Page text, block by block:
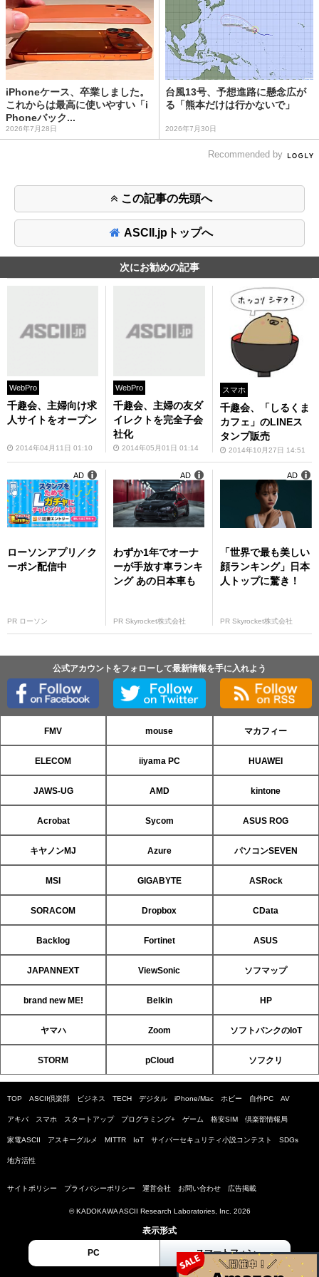
iPhoneケース、卒業しました。
これからは最高に使いやすい「i
Phoneバック...
2026年7月28日
台風13号、予想進路に懸念広が
る「熊本だけは行かないで」
2026年7月30日
Recommended by
この記事の先頭へ
ASCII.jpトップへ
次にお勧めの記事
WebPro
千趣会、主婦向け求
人サイトをオープン
2014年04月11日 01:10
WebPro
千趣会、主婦の友ダ
イレクトを完全子会
社化
2014年05月01日 01:14
スマホ
千趣会、「しるくま
カフェ」のLINEス
タンプ販売
2014年10月27日 14:51
ローソンアプリ／ク
ーポン配信中
PR ローソン
AD
わずか1年でオーナ
ーが手放す車ランキ
ング あの日本車も
PR Skyrocket株式会社
AD
「世界で最も美しい
顔ランキング」日本
人トップに驚き！
PR Skyrocket株式会社
AD
公式アカウントをフォローして最新情報を手に入れよう
FMV mouse マカフィー
ELECOM iiyama PC HUAWEI
JAWS-UG AMD kintone
Acrobat Sycom ASUS ROG
キヤノンMJ Azure パソコンSEVEN
MSI GIGABYTE ASRock
SORACOM Dropbox CData
Backlog Fortinet ASUS
JAPANNEXT ViewSonic ソフマップ
brand new ME! Belkin HP
ヤマハ Zoom ソフトバンクのIoT
STORM pCloud ソフクリ
TOP ASCII倶楽部 ビジネス TECH デジタル iPhone/Mac ホビー 自作PC AV
アキバ スマホ スタートアップ プログラミング+ ゲーム 格安SIM 倶楽部情報局
家電ASCII アスキーグルメ MITTR IoT サイバーセキュリティ小説コンテスト SDGs
地方活性
サイトポリシー プライバシーポリシー 運営会社 お問い合わせ 広告掲載
© KADOKAWA ASCII Research Laboratories, Inc. 2026
表示形式
PC スマートフォン